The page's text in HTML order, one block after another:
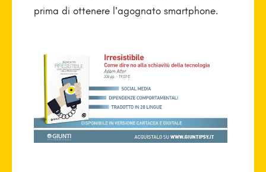
prima di ottenere l’agognato smartphone.